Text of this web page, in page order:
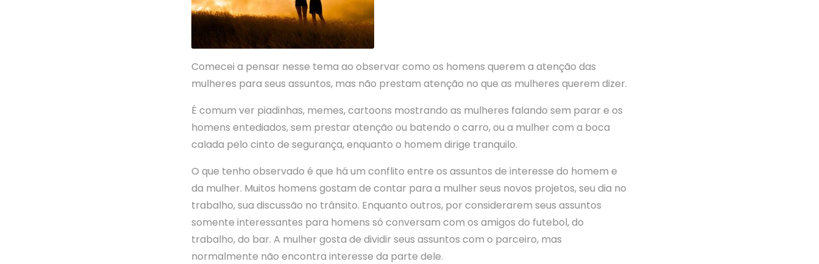
Comecei a pensar nesse tema ao observar como os homens querem a atenção das
mulheres para seus assuntos, mas não prestam atenção no que as mulheres querem dizer.
É comum ver piadinhas, memes, cartoons mostrando as mulheres falando sem parar e os
homens entediados, sem prestar atenção ou batendo o carro, ou a mulher com a boca
calada pelo cinto de segurança, enquanto o homem dirige tranquilo.
O que tenho observado é que há um conflito entre os assuntos de interesse do homem e
da mulher. Muitos homens gostam de contar para a mulher seus novos projetos, seu dia no
trabalho, sua discussão no trânsito. Enquanto outros, por considerarem seus assuntos
somente interessantes para homens só conversam com os amigos do futebol, do
trabalho, do bar. A mulher gosta de dividir seus assuntos com o parceiro, mas
normalmente não encontra interesse da parte dele.